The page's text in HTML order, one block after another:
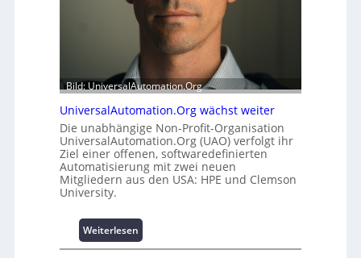
b
a
u
h
e
m
m
n
i
s
s
i
2
0
u
n
d
4
0
A
Bild: UniversalAutomation.Org
UniversalAutomation.Org wächst weiter
Die unabhängige Non-Profit-Organisation
UniversalAutomation.Org (UAO) verfolgt ihr
Ziel einer offenen, softwaredefinierten
Automatisierung mit zwei neuen
Mitgliedern aus den USA: HPE und Clemson
University.
Weiterlesen
U